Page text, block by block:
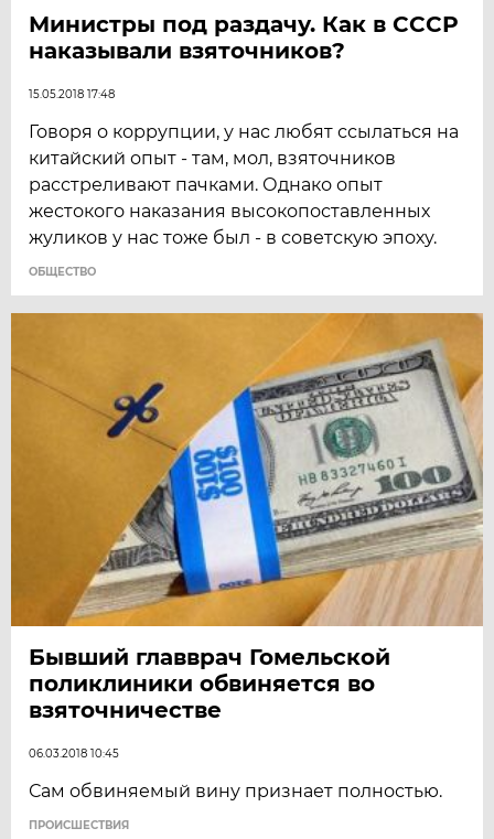
Министры под раздачу. Как в СССР
наказывали взяточников?
15.05.2018 17:48
Говоря о коррупции, у нас любят ссылаться на
китайский опыт - там, мол, взяточников
расстреливают пачками. Однако опыт
жестокого наказания высокопоставленных
жуликов у нас тоже был - в советскую эпоху.
ОБЩЕСТВО
Бывший главврач Гомельской
поликлиники обвиняется во
взяточничестве
06.03.2018 10:45
Сам обвиняемый вину признает полностью.
ПРОИСШЕСТВИЯ